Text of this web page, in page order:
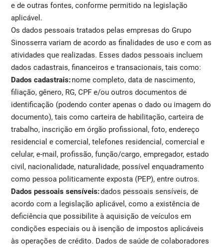
e de outras fontes, conforme permitido na legislação
aplicável.
Os dados pessoais tratados pelas empresas do Grupo
Sinosserra variam de acordo as finalidades de uso e com as
atividades que realizadas. Esses dados pessoais incluem
dados cadastrais, financeiros e transacionais, tais como:
Dados cadastrais:nome completo, data de nascimento,
filiação, gênero, RG, CPF e/ou outros documentos de
identificação (podendo conter apenas o dado ou imagem do
documento), tais como carteira de habilitação, carteira de
trabalho, inscrição em órgão profissional, foto, endereço
residencial e comercial, telefones residencial, comercial e
celular, e-mail, profissão, função/cargo, empregador, estado
civil, nacionalidade, naturalidade, possível enquadramento
como pessoa politicamente exposta (PEP), entre outros.
Dados pessoais sensíveis:dados pessoais sensíveis, de
acordo com a legislação aplicável, como a existência de
deficiência que possibilite à aquisição de veículos em
condições especiais ou à isenção de impostos aplicáveis
às operações de crédito. Dados de saúde de colaboradores